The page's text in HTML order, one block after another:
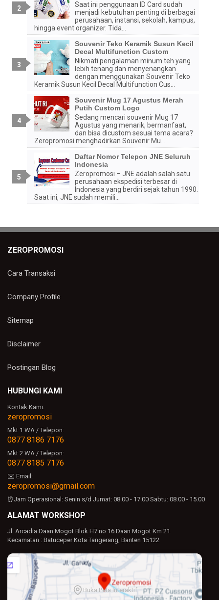
Saat ini penggunaan ID Card sudah
menjadi kebutuhan penting di berbagai
perusahaan, instansi, sekolah, kampus,
hingga event organizer. Tida...
Souvenir Teko Keramik Susun Kecil
Decal Multifunction Custom
Nikmati pengalaman minum teh yang
lebih tenang dan menyenangkan
dengan menggunakan Souvenir Teko
Keramik Susun Kecil Decal Multifunction Cus...
Souvenir Mug 17 Agustus Merah
Putih Custom Logo
Sedang mencari souvenir Mug 17
Agustus yang menarik, bermanfaat,
dan bisa dicustom sesuai tema acara?
Zeropromosi menghadirkan Souvenir Mu...
Daftar Nomor Telepon JNE Seluruh
Indonesia
Zeropromosi – JNE adalah salah satu
perusahaan ekspedisi terbesar di
Indonesia yang berdiri sejak tahun 1990.
Saat ini, JNE sudah memili...
ZEROPROMOSI
Cara Transaksi
Company Profile
Sitemap
Disclaimer
Postingan Blog
HUBUNGI KAMI
Kontak Kami:
zeropromosi
Mkt 1 WA / Telepon:
0877 8186 7176
Mkt 2 WA / Telepon:
0877 8185 7176
✉️ Email:
zeropromosi@gmail.com
⏰Jam Operasional: Senin s/d Jumat: 08.00 - 17.00 Sabtu: 08.00 - 15.00
ALAMAT WORKSHOP
Jl. Arcadia Daan Mogot Blok H7 no 16 Daan Mogot Km 21.
Kecamatan : Batuceper Kota Tangerang, Banten 15122
Buka Peta Interaktif